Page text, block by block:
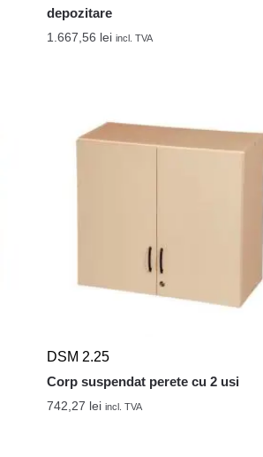
depozitare
1.667,56 lei incl. TVA
DSM 2.25
Corp suspendat perete cu 2 usi
742,27 lei incl. TVA